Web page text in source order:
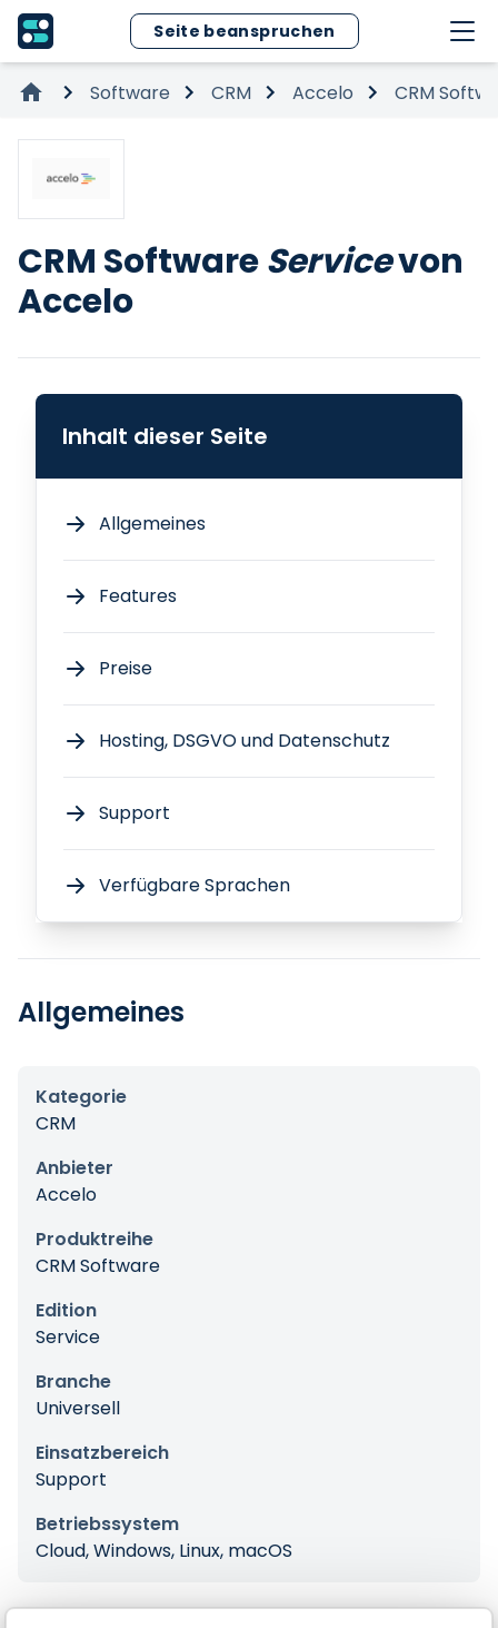
Seite beanspruchen
Software CRM Accelo CRM
CRM SoftwareServicevon
Accelo
Inhalt dieser Seite
Allgemeines
Features
Preise
Hosting, DSGVO und Datenschutz
Support
Verfügbare Sprachen
Allgemeines
Kategorie
CRM
Anbieter
Accelo
Produktreihe
CRM Software
Edition
Service
Branche
Universell
Einsatzbereich
Support
Betriebssystem
Cloud, Windows, Linux, macOS